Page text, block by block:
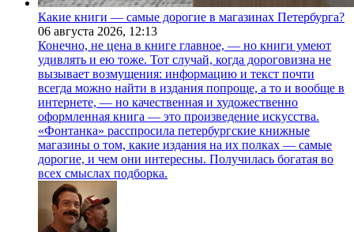
Какие книги — самые дорогие в магазинах Петербурга?
06 августа 2026, 12:13
Конечно, не цена в книге главное, — но книги умеют
удивлять и ею тоже. Тот случай, когда дороговизна не
вызывает возмущения: информацию и текст почти
всегда можно найти в издания попроще, а то и вообще в
интернете, — но качественная и художественно
оформленная книга — это произведение искусства.
«Фонтанка» расспросила петербургские книжные
магазины о том, какие издания на их полках — самые
дорогие, и чем они интересны. Получилась богатая во
всех смыслах подборка.